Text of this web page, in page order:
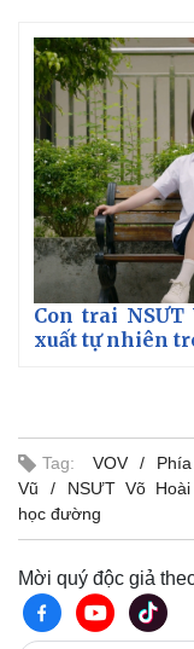
Con trai
xuất tự nhiên
Tag: VOV
Vũ
NSƯT Võ
học đường
Mời quý độc giả